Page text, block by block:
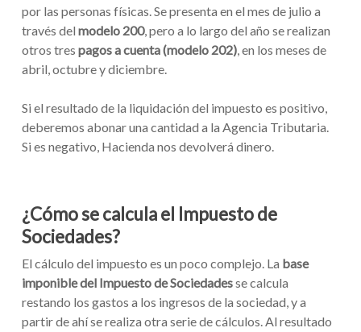
por las personas físicas. Se presenta en el mes de julio a
través del modelo 200, pero a lo largo del año se realizan
otros tres pagos a cuenta (modelo 202), en los meses de
abril, octubre y diciembre.
Si el resultado de la liquidación del impuesto es positivo,
deberemos abonar una cantidad a la Agencia Tributaria.
Si es negativo, Hacienda nos devolverá dinero.
¿Cómo se calcula el Impuesto de
Sociedades?
El cálculo del impuesto es un poco complejo. La base
imponibledel Impuesto de Sociedadesse calcula
restando los gastos a los ingresos de la sociedad, y a
partir de ahí se realiza otra serie de cálculos. Al resultado